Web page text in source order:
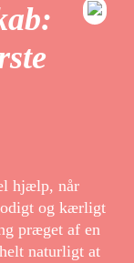
hjælp, når
og kærligt
præget af en
naturligt at